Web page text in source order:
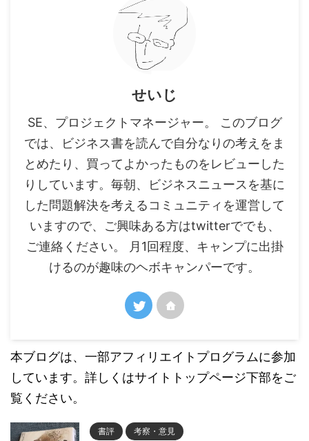
せいじ
SE、プロジェクトマネージャー。 このブログ
では、ビジネス書を読んで自分なりの考えをま
とめたり、買ってよかったものをレビューした
りしています。毎朝、ビジネスニュースを基に
した問題解決を考えるコミュニティを運営して
いますので、ご興味ある方はtwitterででも、
ご連絡ください。 月1回程度、キャンプに出掛
けるのが趣味のヘボキャンパーです。
本ブログは、一部アフィリエイトプログラムに参加
しています。詳しくはサイトトップページ下部をご
覧ください。
書評 考察・意見